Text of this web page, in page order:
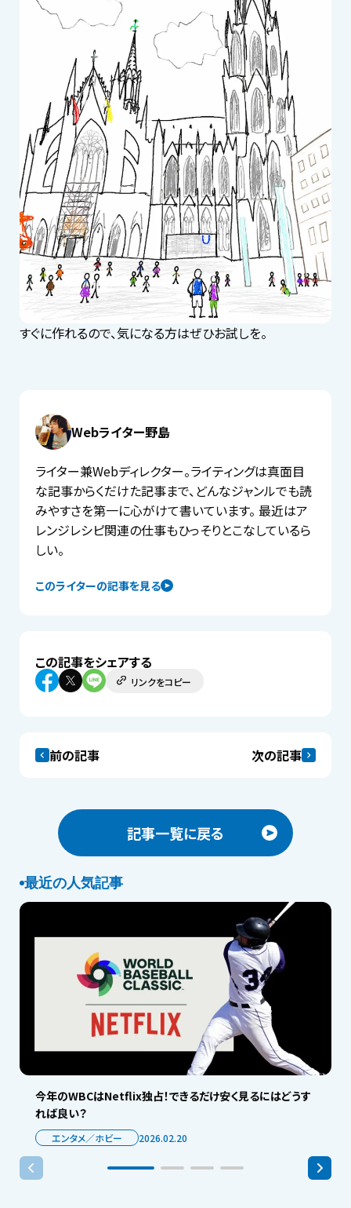
すぐに作れるので、気になる方はぜひお試しを。
Webライター野島
このライターの記事を見る
ライター兼Webディレクター。ライティングは真面目
な記事からくだけた記事まで、どんなジャンルでも読
みやすさを第一に心がけて書いています。 最近はア
レンジレシピ関連の仕事もひっそりとこなしているら
しい。
この記事をシェアする
リンクをコピー
前の記事 次の記事
記事一覧に戻る
最近の人気記事
今年のWBCはNetflix独占！できるだけ安く見るにはどうす
れば良い？
エンタメ／ホビー 2026.02.20